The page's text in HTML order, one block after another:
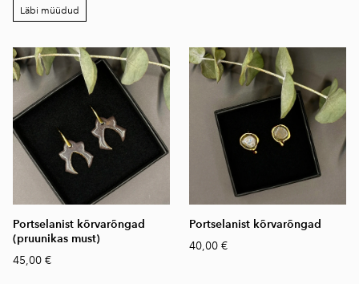
Läbi müüdud
Portselanist kõrvarõngad
(pruunikas must)
45,00 €
Portselanist kõrvarõngad
40,00 €